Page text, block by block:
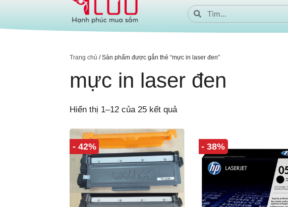
Trang chủ / Sản phẩm được gắn thẻ “mực in laser đen”
mực in laser đen
Hiển thị 1–12 của 25 kết quả
- 42% - 38%